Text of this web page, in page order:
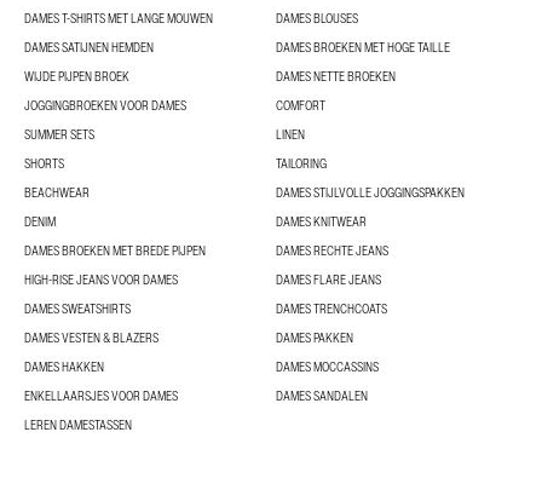
DAMES T-SHIRTS MET LANGE MOUWEN
DAMES BLOUSES
DAMES SATIJNEN HEMDEN
DAMES BROEKEN MET HOGE TAILLE
WIJDE PIJPEN BROEK
DAMES NETTE BROEKEN
JOGGINGBROEKEN VOOR DAMES
COMFORT
SUMMER SETS
LINEN
SHORTS
TAILORING
BEACHWEAR
DAMES STIJLVOLLE JOGGINGSPAKKEN
DENIM
DAMES KNITWEAR
DAMES BROEKEN MET BREDE PIJPEN
DAMES RECHTE JEANS
HIGH-RISE JEANS VOOR DAMES
DAMES FLARE JEANS
DAMES SWEATSHIRTS
DAMES TRENCHCOATS
DAMES VESTEN & BLAZERS
DAMES PAKKEN
DAMES HAKKEN
DAMES MOCCASSINS
ENKELLAARSJES VOOR DAMES
DAMES SANDALEN
LEREN DAMESTASSEN